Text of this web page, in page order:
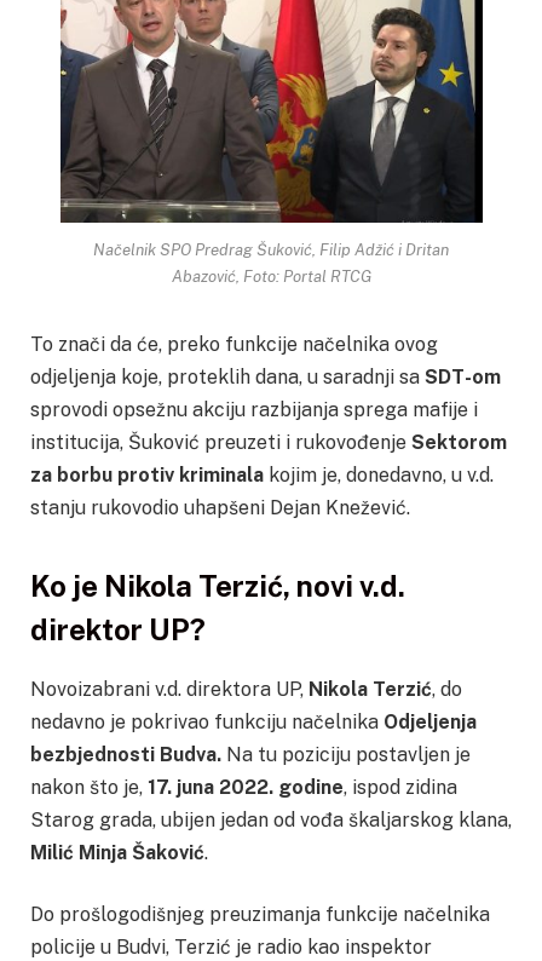
Načelnik SPO Predrag Šuković, Filip Adžić i Dritan
Abazović, Foto: Portal RTCG
To znači da će, preko funkcije načelnika ovog
odjeljenja koje, proteklih dana, u saradnji sa SDT-om
sprovodi opsežnu akciju razbijanja sprega mafije i
institucija, Šuković preuzeti i rukovođenje Sektorom
za borbu protiv kriminala kojim je, donedavno, u v.d.
stanju rukovodio uhapšeni Dejan Knežević.
Ko je Nikola Terzić, novi v.d.
direktor UP?
Novoizabrani v.d. direktora UP, Nikola Terzić, do
nedavno je pokrivao funkciju načelnika Odjeljenja
bezbjednosti Budva. Na tu poziciju postavljen je
nakon što je, 17. juna 2022. godine, ispod zidina
Starog grada, ubijen jedan od vođa škaljarskog klana,
Milić Minja Šaković.
Do prošlogodišnjeg preuzimanja funkcije načelnika
policije u Budvi, Terzić je radio kao inspektor